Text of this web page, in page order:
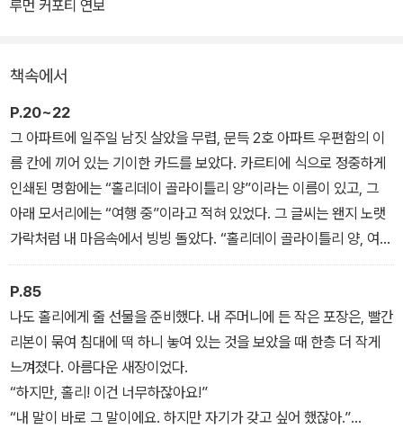
루먼 커포티 연보
책속에서
P.20~22
그 아파트에 일주일 남짓 살았을 무렵, 문득 2호 아파트 우편함의 이
름 칸에 끼어 있는 기이한 카드를 보았다. 카르티에 식으로 정중하게
인쇄된 명함에는 “홀리데이 골라이틀리 양”이라는 이름이 있고, 그
아래 모서리에는 “여행 중”이라고 적혀 있었다. 그 글씨는 왠지 노랫
가락처럼 내 마음속에서 빙빙 돌았다. “홀리데이 골라이틀리 양, 여행
중.” [......] 나는 복도로 나가 눈에 뜨이지 않을 정도로만 난간 밖으로
몸을 내밀었다. 여자는 아직도 계단에 서 있었다. 이제는 계단참에 다
올라, 소년처럼 짧고 색깔이 뒤섞인 머리카락이 보였다. 간간이 섞인
황갈색 머리카락, 알비노처럼 하얀 금발과 노란 머리채가 복도 불빛
에 비쳤다. 여름에 가까운 따뜻한 저녁이었고, 여자는 날씬하고 시원
한 검은 드레스에 검은 샌들을 신었으며, 진주 초커를 걸고 있었다. 세
련되게 마른 몸매였지만 아침 식사용 시리얼처럼 건강하고 비누와 레
P.85
나도 홀리에게 줄 선물을 준비했다. 내 주머니에 든 작은 포장은, 빨간
리본이 묶여 침대에 떡 하니 놓여 있는 것을 보았을 때 한층 더 작게
느껴졌다. 아름다운 새장이었다.
“하지만, 홀리! 이건 너무하잖아요!”
“내 말이 바로 그 말이에요. 하지만 자기가 갖고 싶어 했잖아.”